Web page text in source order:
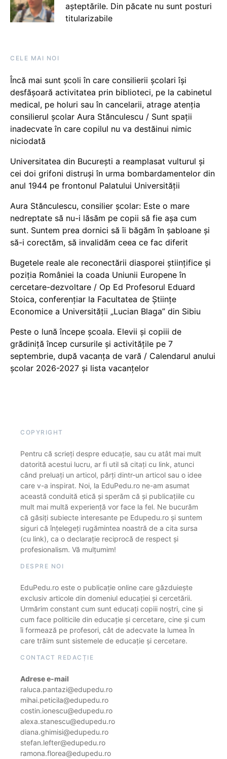
așteptările. Din păcate nu sunt posturi
titularizabile
CELE MAI NOI
Încă mai sunt școli în care consilierii școlari își
desfășoară activitatea prin biblioteci, pe la cabinetul
medical, pe holuri sau în cancelarii, atrage atenția
consilierul școlar Aura Stănculescu / Sunt spații
inadecvate în care copilul nu va destăinui nimic
niciodată
Universitatea din București a reamplasat vulturul și
cei doi grifoni distruși în urma bombardamentelor din
anul 1944 pe frontonul Palatului Universității
Aura Stănculescu, consilier școlar: Este o mare
nedreptate să nu-i lăsăm pe copii să fie așa cum
sunt. Suntem prea dornici să îi băgăm în șabloane și
să-i corectăm, să invalidăm ceea ce fac diferit
Bugetele reale ale reconectării diasporei științifice și
poziția României la coada Uniunii Europene în
cercetare-dezvoltare / Op Ed Profesorul Eduard
Stoica, conferențiar la Facultatea de Științe
Economice a Universității „Lucian Blaga” din Sibiu
Peste o lună începe școala. Elevii și copiii de
grădiniță încep cursurile și activitățile pe 7
septembrie, după vacanța de vară / Calendarul anului
școlar 2026-2027 și lista vacanțelor
COPYRIGHT
Pentru că scrieți despre educație, sau cu atât mai mult
datorită acestui lucru, ar fi util să citați cu link, atunci
când preluați un articol, părți dintr-un articol sau o idee
care v-a inspirat. Noi, la EduPedu.ro ne-am asumat
această conduită etică și sperăm că și publicațiile cu
mult mai multă experiență vor face la fel. Ne bucurăm
că găsiți subiecte interesante pe Edupedu.ro și suntem
siguri că înțelegeți rugămintea noastră de a cita sursa
(cu link), ca o declarație reciprocă de respect și
profesionalism. Vă mulțumim!
DESPRE NOI
EduPedu.ro este o publicație online care găzduiește
exclusiv articole din domeniul educației și cercetării.
Urmărim constant cum sunt educați copiii noștri, cine și
cum face politicile din educație și cercetare, cine și cum
îi formează pe profesori, cât de adecvate la lumea în
care trăim sunt sistemele de educație și cercetare.
CONTACT REDACȚIE
Adrese e-mail
raluca.pantazi@edupedu.ro
mihai.peticila@edupedu.ro
costin.ionescu@edupedu.ro
alexa.stanescu@edupedu.ro
diana.ghimisi@edupedu.ro
stefan.lefter@edupedu.ro
ramona.florea@edupedu.ro